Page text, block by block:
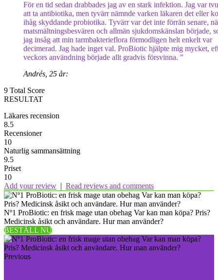
För en tid sedan drabbades jag av en stark infektion. Jag var
att ta antibiotika, men tyvärr nämnde varken läkaren det eller
ihåg skyddande probiotika. Tyvärr var det inte förrän senare,
matsmältningsbesvären och allmän sjukdomskänslan började,
jag insåg att min tarmbakterieflora förmodligen helt enkelt var
decimerad. Jag hade inget val. ProBiotic hjälpte mig mycket,
veckors användning började allt gradvis försvinna. ”
Andrés, 25 år:
9 Total Score
RESULTAT
Läkares recension
8.5
Recensioner
10
Naturlig sammansättning
9.5
Priset
10
Add your review | Read reviews and comments
Nº1 ProBiotic: en frisk mage utan obehag Var kan man köpa? Pris?
Medicinsk åsikt och användare. Hur man använder?
BESTÄLL NU
Previous